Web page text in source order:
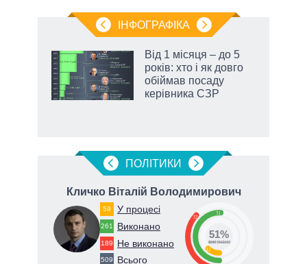
ІНФОГРАФІКА
Від 1 місяця – до 5
років: хто і як довго
обіймав посаду
керівника СЗР
ПОЛIТИКИ
Кличко Віталій Володимирович
59 У процесі
261 Виконано
189 Не виконано
509 Всього
37
51
12
51%
виконано